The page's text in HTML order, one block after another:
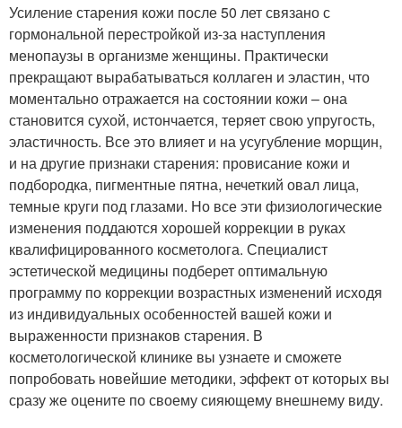
Усиление старения кожи после 50 лет связано с
гормональной перестройкой из-за наступления
менопаузы в организме женщины. Практически
прекращают вырабатываться коллаген и эластин, что
моментально отражается на состоянии кожи – она
становится сухой, истончается, теряет свою упругость,
эластичность. Все это влияет и на усугубление морщин,
и на другие признаки старения: провисание кожи и
подбородка, пигментные пятна, нечеткий овал лица,
темные круги под глазами. Но все эти физиологические
изменения поддаются хорошей коррекции в руках
квалифицированного косметолога. Специалист
эстетической медицины подберет оптимальную
программу по коррекции возрастных изменений исходя
из индивидуальных особенностей вашей кожи и
выраженности признаков старения. В
косметологической клинике вы узнаете и сможете
попробовать новейшие методики, эффект от которых вы
сразу же оцените по своему сияющему внешнему виду.